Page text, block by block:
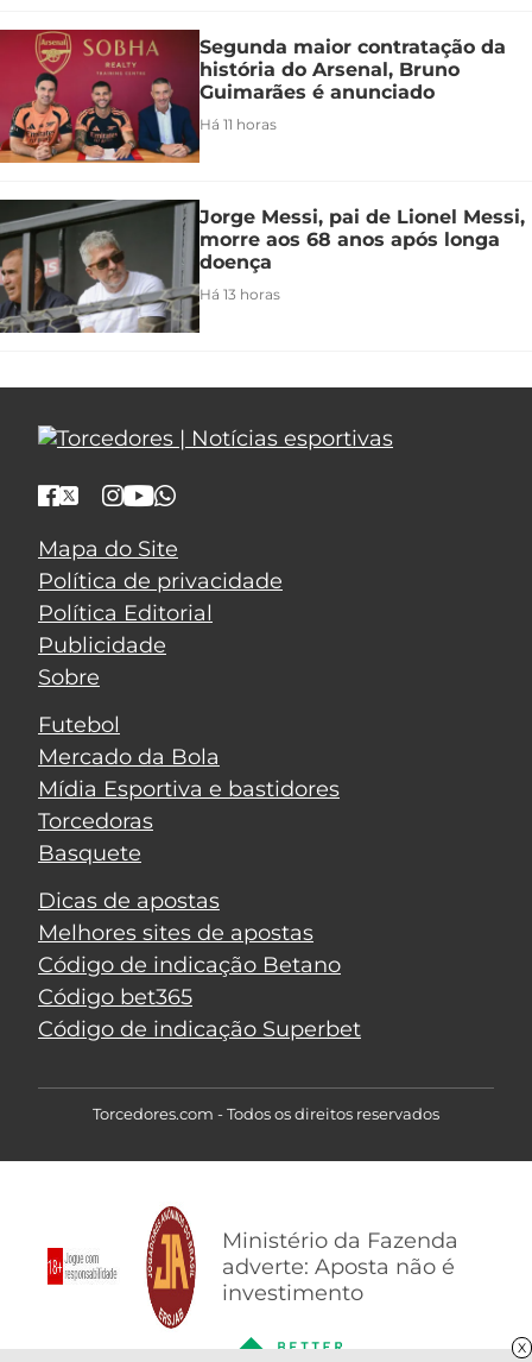
X
Segunda maior contratação da
história do Arsenal, Bruno
Guimarães é anunciado
Há 11 horas
Jorge Messi, pai de Lionel Messi,
morre aos 68 anos após longa
doença
Há 13 horas
Mapa do Site
Política de privacidade
Política Editorial
Publicidade
Sobre
Futebol
Mercado da Bola
Mídia Esportiva e bastidores
Torcedoras
Basquete
Dicas de apostas
Melhores sites de apostas
Código de indicação Betano
Código bet365
Código de indicação Superbet
Torcedores.com - Todos os direitos reservados
Ministério da Fazenda
adverte: Aposta não é
investimento